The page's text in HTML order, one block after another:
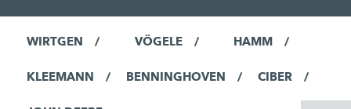
WIRTGEN VÖGELE HAMM
KLEEMANN BENNINGHOVEN CIBER